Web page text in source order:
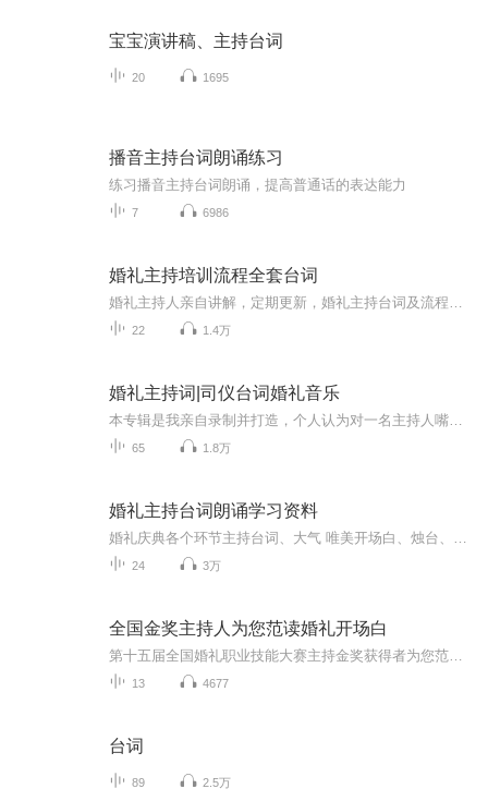
宝宝演讲稿、主持台词
20 1695
播音主持台词朗诵练习
练习播音主持台词朗诵，提高普通话的表达能力
7 6986
婚礼主持培训流程全套台词
22 1.4万
婚礼主持词|司仪台词婚礼音乐
65 1.8万
婚礼主持台词朗诵学习资料
24 3万
全国金奖主持人为您范读婚礼开场白
13 4677
台词
89 2.5万